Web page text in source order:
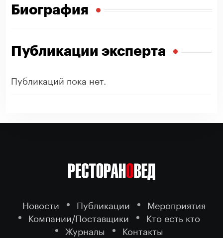
Биография
Публикации эксперта
Публикаций пока нет.
Новости Публикации
Мероприятия
Компании/Поставщики
Кто есть кто
Журналы
Контакты